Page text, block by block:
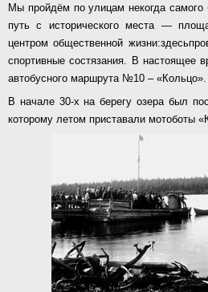
Мы пройдём по улицам некогда самого
путь с исторического места —
центром общественной
спортивные состязания. В настоящее
автобусного маршрута №10 – «Кольцо».
В начале 30-х на берегу озера был
которому летом приставали мотоботы